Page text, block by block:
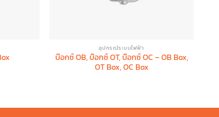
อุปกรณ์ระบบไฟฟ้า
บ๊อกซ์ OB, บ๊อกซ์ OT, บ๊อกซ์ OC – OB Box,
OT Box, OC Box